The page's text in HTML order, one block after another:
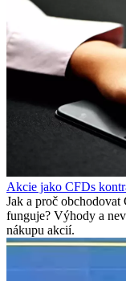
Akcie jako CFDs
Jak a proč
funguje? Výhody a
nákupu akcií.